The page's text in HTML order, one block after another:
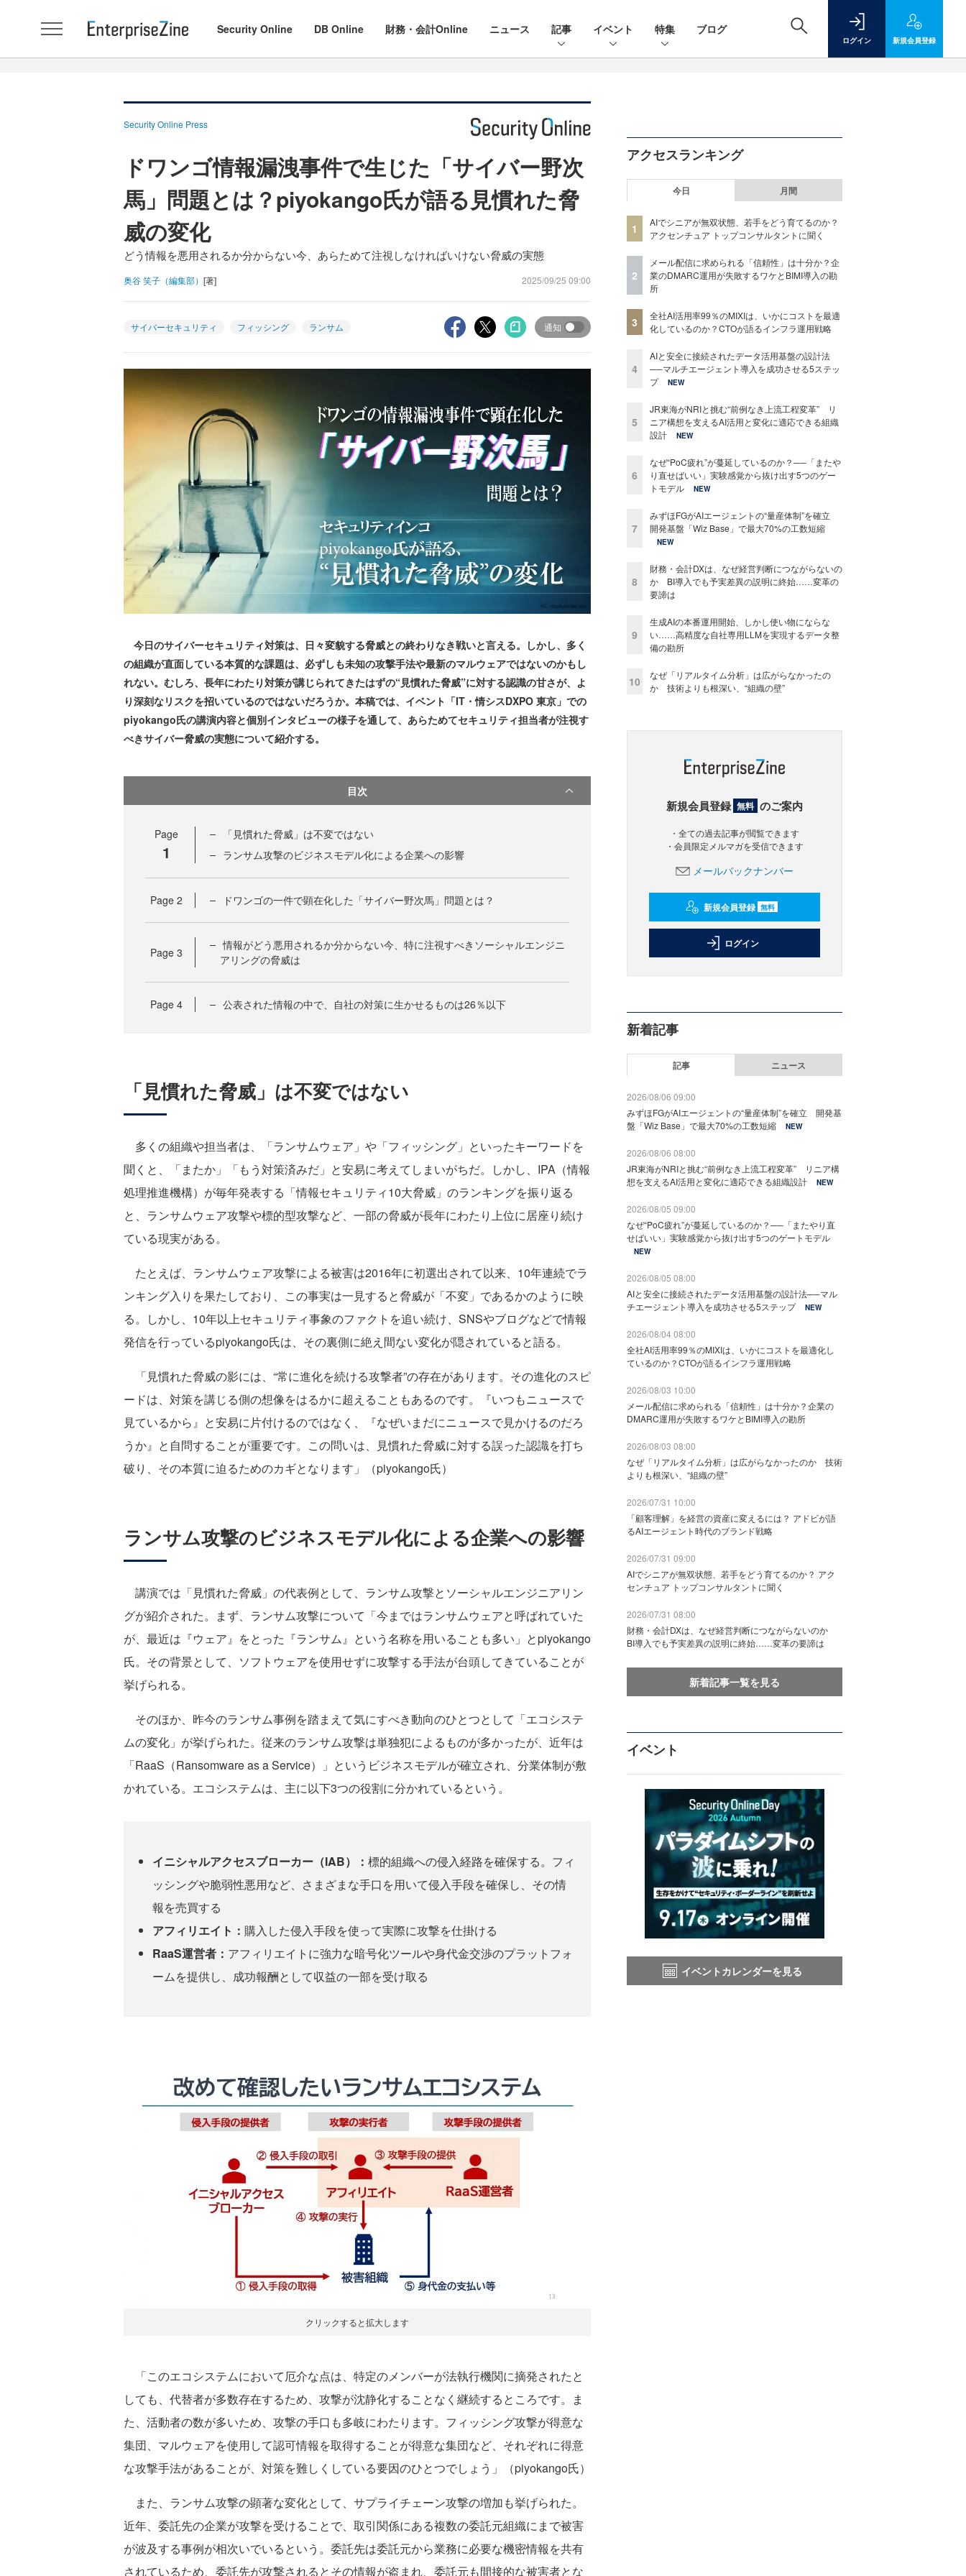
Security Online DB Online 財務・会計Online ニュース 記事 イベント 特集 ブログ
ログイン 新規会員登録
Security Online Press
ドワンゴ情報漏洩事件で生じた「サイバー野次
馬」問題とは？piyokango氏が語る見慣れた脅
威の変化
どう情報を悪用されるか分からない今、あらためて注視しなければいけない脅威の実態
奥谷 笑子（編集部） [著] 2025/09/25 09:00
サイバーセキュリティ フィッシング ランサム 通知
今日のサイバーセキュリティ対策は、日々変貌する脅威との終わりなき戦いと言える。しかし、多く
の組織が直面している本質的な課題は、必ずしも未知の攻撃手法や最新のマルウェアではないのかもし
れない。むしろ、長年にわたり対策が講じられてきたはずの“見慣れた脅威”に対する認識の甘さが、よ
り深刻なリスクを招いているのではないだろうか。本稿では、イベント「IT・情シスDXPO 東京」での
piyokango氏の講演内容と個別インタビューの様子を通して、あらためてセキュリティ担当者が注視す
べきサイバー脅威の実態について紹介する。
目次
Page
1
「見慣れた脅威」は不変ではない
ランサム攻撃のビジネスモデル化による企業への影響
Page 2 ドワンゴの一件で顕在化した「サイバー野次馬」問題とは？
Page 3
情報がどう悪用されるか分からない今、特に注視すべきソーシャルエンジニ
アリングの脅威は
Page 4 公表された情報の中で、自社の対策に生かせるものは26％以下
「見慣れた脅威」は不変ではない
多くの組織や担当者は、「ランサムウェア」や「フィッシング」といったキーワードを
聞くと、「またか」「もう対策済みだ」と安易に考えてしまいがちだ。しかし、IPA（情報
処理推進機構）が毎年発表する「情報セキュリティ10大脅威」のランキングを振り返る
と、ランサムウェア攻撃や標的型攻撃など、一部の脅威が長年にわたり上位に居座り続け
ている現実がある。
たとえば、ランサムウェア攻撃による被害は2016年に初選出されて以来、10年連続でラ
ンキング入りを果たしており、この事実は一見すると脅威が「不変」であるかのように映
る。しかし、10年以上セキュリティ事象のファクトを追い続け、SNSやブログなどで情報
発信を行っているpiyokango氏は、その裏側に絶え間ない変化が隠されていると語る。
「見慣れた脅威の影には、“常に進化を続ける攻撃者”の存在があります。その進化のスピ
ードは、対策を講じる側の想像をはるかに超えることもあるのです。『いつもニュースで
見ているから』と安易に片付けるのではなく、『なぜいまだにニュースで見かけるのだろ
うか』と自問することが重要です。この問いは、見慣れた脅威に対する誤った認識を打ち
破り、その本質に迫るためのカギとなります」（piyokango氏）
ランサム攻撃のビジネスモデル化による企業への影響
講演では「見慣れた脅威」の代表例として、ランサム攻撃とソーシャルエンジニアリン
グが紹介された。まず、ランサム攻撃について「今まではランサムウェアと呼ばれていた
が、最近は『ウェア』をとった『ランサム』という名称を用いることも多い」とpiyokango
氏。その背景として、ソフトウェアを使用せずに攻撃する手法が台頭してきていることが
挙げられる。
そのほか、昨今のランサム事例を踏まえて気にすべき動向のひとつとして「エコシステ
ムの変化」が挙げられた。従来のランサム攻撃は単独犯によるものが多かったが、近年は
「RaaS（Ransomware as a Service）」というビジネスモデルが確立され、分業体制が敷
かれている。エコシステムは、主に以下3つの役割に分かれているという。
イニシャルアクセスブローカー（IAB）： 標的組織への侵入経路を確保する。フィ
ッシングや脆弱性悪用など、さまざまな手口を用いて侵入手段を確保し、その情
報を売買する
アフィリエイト： 購入した侵入手段を使って実際に攻撃を仕掛ける
RaaS運営者： アフィリエイトに強力な暗号化ツールや身代金交渉のプラットフォ
ームを提供し、成功報酬として収益の一部を受け取る
クリックすると拡大します
「このエコシステムにおいて厄介な点は、特定のメンバーが法執行機関に摘発されたと
しても、代替者が多数存在するため、攻撃が沈静化することなく継続するところです。ま
た、活動者の数が多いため、攻撃の手口も多岐にわたります。フィッシング攻撃が得意な
集団、マルウェアを使用して認可情報を取得することが得意な集団など、それぞれに得意
な攻撃手法があることが、対策を難しくしている要因のひとつでしょう」（piyokango氏）
また、ランサム攻撃の顕著な変化として、サプライチェーン攻撃の増加も挙げられた。
近年、委託先の企業が攻撃を受けることで、取引関係にある複数の委託元組織にまで被害
が波及する事例が相次いでいるという。委託先は委託元から業務に必要な機密情報を共有
されているため、委託先が攻撃されるとその情報が盗まれ、委託元も間接的な被害者とな
アクセスランキング
今日 月間
1
AIでシニアが無双状態、若手をどう育てるのか？
アクセンチュア トップコンサルタントに聞く
2
メール配信に求められる「信頼性」は十分か？企
業のDMARC運用が失敗するワケとBIMI導入の勘
所
3
全社AI活用率99％のMIXIは、いかにコストを最適
化しているのか？CTOが語るインフラ運用戦略
4
AIと安全に接続されたデータ活用基盤の設計法
──マルチエージェント導入を成功させる5ステッ
プ
NEW
5
JR東海がNRIと挑む“前例なき上流工程変革” リ
ニア構想を支えるAI活用と変化に適応できる組織
設計
NEW
6
なぜ“PoC疲れ”が蔓延しているのか？──「またや
り直せばいい」実験感覚から抜け出す5つのゲー
トモデル
NEW
7
みずほFGがAIエージェントの“量産体制”を確立
開発基盤「Wiz Base」で最大70%の工数短縮
NEW
8
財務・会計DXは、なぜ経営判断につながらないの
か BI導入でも予実差異の説明に終始……変革の
要諦は
9
生成AIの本番運用開始、しかし使い物にならな
い……高精度な自社専用LLMを実現するデータ整
備の勘所
10
なぜ「リアルタイム分析」は広がらなかったの
か 技術よりも根深い、“組織の壁”
新規会員登録 無料 のご案内
・全ての過去記事が閲覧できます
・会員限定メルマガを受信できます
メールバックナンバー
新規会員登録 無料
ログイン
新着記事
記事 ニュース
2026/08/06 09:00
みずほFGがAIエージェントの“量産体制”を確立 開発基
盤「Wiz Base」で最大70%の工数短縮
NEW
2026/08/06 08:00
JR東海がNRIと挑む“前例なき上流工程変革” リニア構
想を支えるAI活用と変化に適応できる組織設計
NEW
2026/08/05 09:00
なぜ“PoC疲れ”が蔓延しているのか？──「またやり直
せばいい」実験感覚から抜け出す5つのゲートモデル
NEW
2026/08/05 08:00
AIと安全に接続されたデータ活用基盤の設計法──マル
チエージェント導入を成功させる5ステップ
NEW
2026/08/04 08:00
全社AI活用率99％のMIXIは、いかにコストを最適化し
ているのか？CTOが語るインフラ運用戦略
2026/08/03 10:00
メール配信に求められる「信頼性」は十分か？企業の
DMARC運用が失敗するワケとBIMI導入の勘所
2026/08/03 08:00
なぜ「リアルタイム分析」は広がらなかったのか 技術
よりも根深い、“組織の壁”
2026/07/31 10:00
「顧客理解」を経営の資産に変えるには？ アドビが語
るAIエージェント時代のブランド戦略
2026/07/31 09:00
AIでシニアが無双状態、若手をどう育てるのか？ アク
センチュア トップコンサルタントに聞く
2026/07/31 08:00
財務・会計DXは、なぜ経営判断につながらないのか
BI導入でも予実差異の説明に終始……変革の要諦は
新着記事一覧を見る
イベント
イベントカレンダーを見る